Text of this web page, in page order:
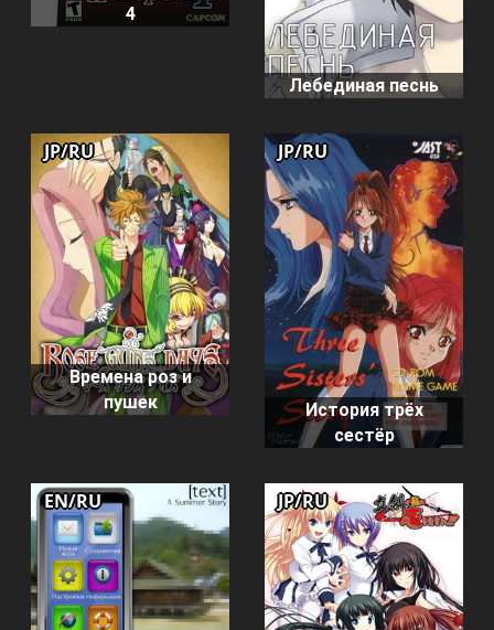
4
Лебединая песнь
Времена роз и
пушек
JP/RU
История трёх
сестёр
JP/RU
EN/RU JP/RU